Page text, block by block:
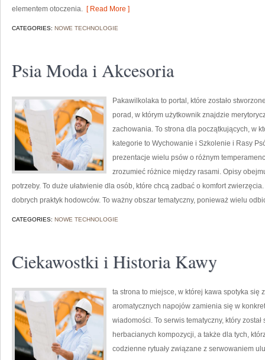
elementem otoczenia. [ Read More ]
CATEGORIES: NOWE TECHNOLOGIE
Psia Moda i Akcesoria
Pakawilkolaka to portal, które zostało
porad, w którym użytkownik znajdzie
zachowania. To strona dla początkujących, w
kategorie to Wychowanie i Szkolenie i Rasy
prezentacje wielu psów o różnym
zrozumieć różnice między rasami. Opisy
potrzeby. To duże ułatwienie dla osób, które chcą zadbać o komfort
dobrych praktyk hodowców. To ważny obszar tematyczny, ponieważ wielu
CATEGORIES: NOWE TECHNOLOGIE
Ciekawostki i Historia Kawy
ta strona to miejsce, w której kawa spotyka się
aromatycznych napojów zamienia się w
wiadomości. To serwis tematyczny, który
herbacianych kompozycji, a także dla tych,
codzienne rytuały związane z serwowaniem